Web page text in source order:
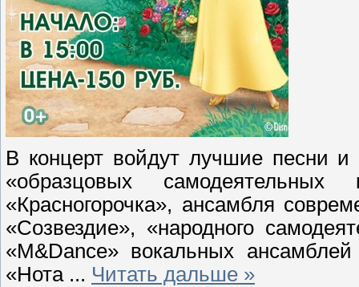
В концерт войдут лучшие песни и
«образцовых самодеятельных
«Красногорочка», ансамбля
«Созвездие», «народного
«M&Dance» вокальных
«Нота ... Читать дальше »